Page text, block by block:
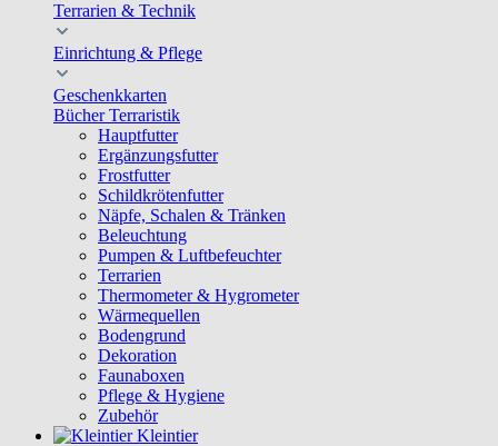
Terrarien & Technik
Einrichtung & Pflege
Geschenkkarten
Bücher Terraristik
Hauptfutter
Ergänzungsfutter
Frostfutter
Schildkrötenfutter
Näpfe, Schalen & Tränken
Beleuchtung
Pumpen & Luftbefeuchter
Terrarien
Thermometer & Hygrometer
Wärmequellen
Bodengrund
Dekoration
Faunaboxen
Pflege & Hygiene
Zubehör
Kleintier